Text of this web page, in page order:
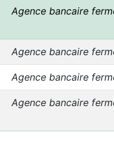
Agence bancaire
Agence bancaire
Agence bancaire
Agence bancaire